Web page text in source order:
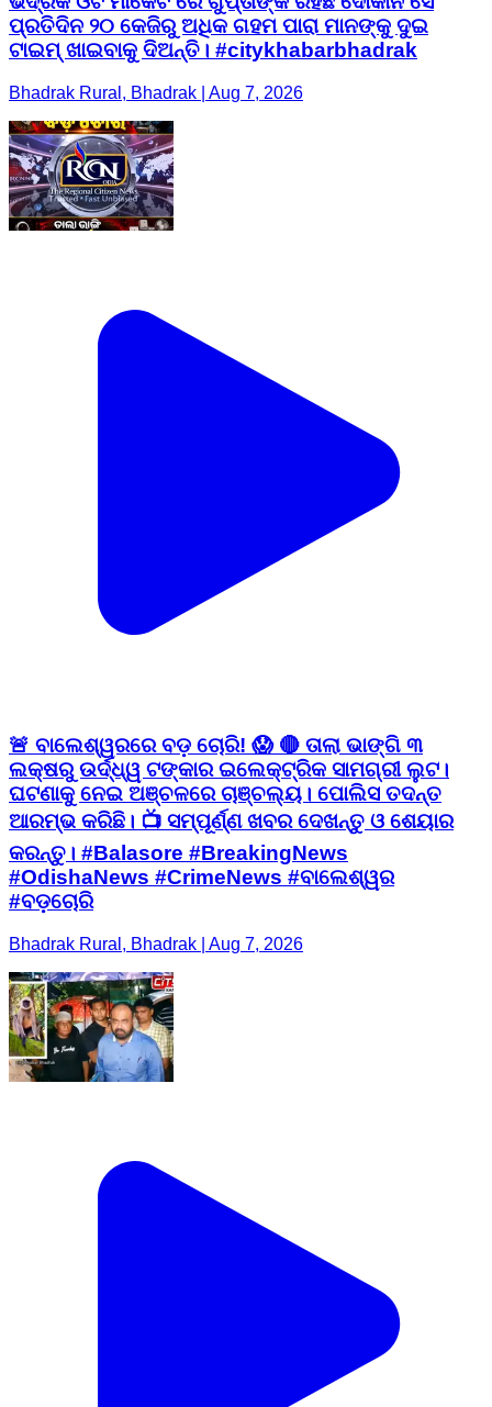
ପ୍ରତିଦିନ ୨୦ କେଜିରୁ ଅଧିକ ଗହମ ପାରା ମାନଙ୍କୁ ଦୁଇ
ଟାଇମ୍ ଖାଇବାକୁ ଦିଅନ୍ତି। #citykhabarbhadrak
Bhadrak Rural, Bhadrak | Aug 7, 2026
🚨 ବାଲେଶ୍ୱରରେ ବଡ଼ ଚୋରି! 😱 🔴 ତାଲା ଭାଙ୍ଗି ୩
ଲକ୍ଷରୁ ଉର୍ଦ୍ଧ୍ୱ ଟଙ୍କାର ଇଲେକ୍ଟ୍ରିକ ସାମଗ୍ରୀ ଲୁଟ।
ଘଟଣାକୁ ନେଇ ଅଞ୍ଚଳରେ ଚାଞ୍ଚଲ୍ୟ। ପୋଲିସ ତଦନ୍ତ
ଆରମ୍ଭ କରିଛି। 📺 ସମ୍ପୂର୍ଣ୍ଣ ଖବର ଦେଖନ୍ତୁ ଓ ଶେୟାର
କରନ୍ତୁ। #Balasore #BreakingNews
#OdishaNews #CrimeNews #ବାଲେଶ୍ୱର
#ବଡ଼ଚୋରି
Bhadrak Rural, Bhadrak | Aug 7, 2026